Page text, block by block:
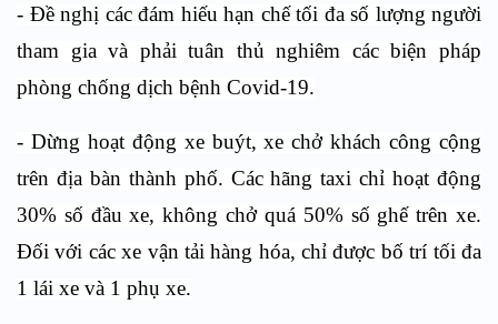
- Đề nghị các đám hiếu hạn chế tối đa số lượng người
tham gia và phải tuân thủ nghiêm các biện pháp
phòng chống dịch bệnh Covid-19.
- Dừng hoạt động xe buýt, xe chở khách công cộng
trên địa bàn thành phố. Các hãng taxi chỉ hoạt động
30% số đầu xe, không chở quá 50% số ghế trên xe.
Đối với các xe vận tải hàng hóa, chỉ được bố trí tối đa
1 lái xe và 1 phụ xe.